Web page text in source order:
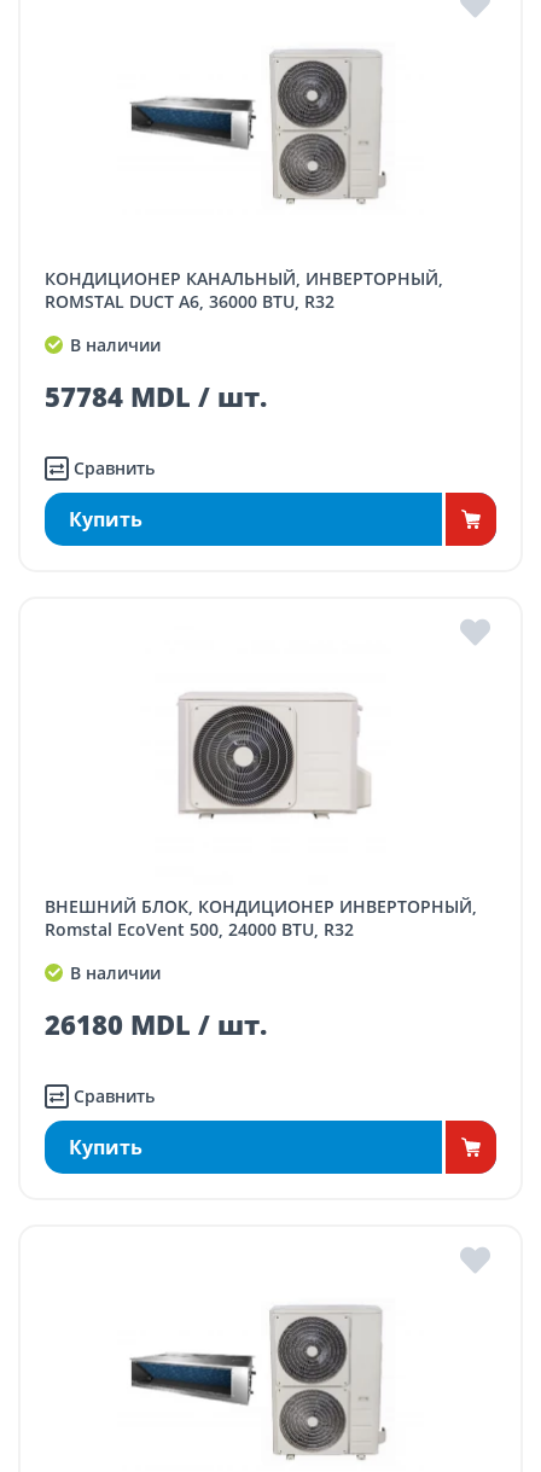
КОНДИЦИОНЕР КАНАЛЬНЫЙ, ИНВЕРТОРНЫЙ,
ROMSTAL DUCT A6, 36000 BTU, R32
В наличии
57784 MDL / шт.
Сравнить
Купить
ВНЕШНИЙ БЛОК, КОНДИЦИОНЕР ИНВЕРТОРНЫЙ,
Romstal EcoVent 500, 24000 BTU, R32
В наличии
26180 MDL / шт.
Сравнить
Купить